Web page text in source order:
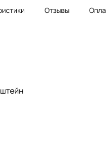
Отзывы